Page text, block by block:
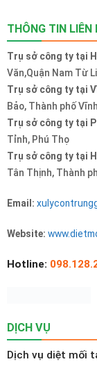
THÔNG TIN LIÊN
Trụ sở công ty tại
Văn,Quận Nam Từ
Trụ sở công ty tại
Bảo, Thành phố
Trụ sở công ty tại
Tỉnh, Phú Thọ
Trụ sở công ty tại
Tân Thịnh, Thành
Email:
Website:
Hotline:
DỊCH VỤ
Dịch vụ diệt mối